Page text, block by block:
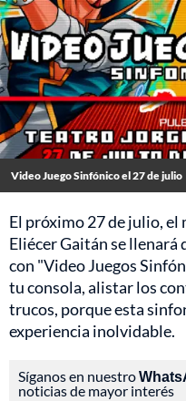
Video Juego Sinfónico el 27 de julio
El próximo 27 de julio,
Eliécer Gaitán se llenará
con "Video Juegos
tu consola, alistar los
trucos, porque esta
experiencia inolvidable.
Síganos en nuestro
noticias de mayor interés